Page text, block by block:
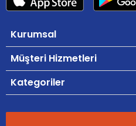
Kurumsal
Müşteri Hizmetleri
Kategoriler